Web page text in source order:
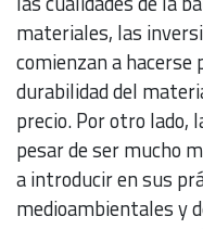
materiales, las
comienzan a
durabilidad del
precio. Por otro lado,
pesar de ser mucho
a introducir en sus
medioambientales y